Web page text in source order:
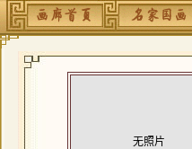
无照片